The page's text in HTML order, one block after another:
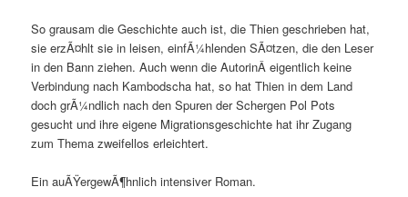
So grausam die Geschichte auch ist, die Thien geschrieben hat,
sie erzÃ¤hlt sie in leisen, einfÃ¼hlenden SÃ¤tzen, die den Leser
in den Bann ziehen. Auch wenn die AutorinÂ eigentlich keine
Verbindung nach Kambodscha hat, so hat Thien in dem Land
doch grÃ¼ndlich nach den Spuren der Schergen Pol Pots
gesucht und ihre eigene Migrationsgeschichte hat ihr Zugang
zum Thema zweifellos erleichtert.
Ein auÃŸergewÃ¶hnlich intensiver Roman.